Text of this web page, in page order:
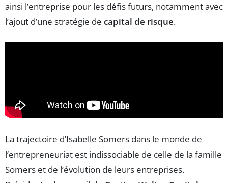
ainsi l’entreprise pour les défis futurs, notamment avec
l’ajout d’une stratégie de capital de risque.
La trajectoire d’Isabelle Somers dans le monde de
l’entrepreneuriat est indissociable de celle de la famille
Somers et de l’évolution de leurs entreprises.